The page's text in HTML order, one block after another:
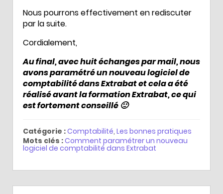
Nous pourrons effectivement en rediscuter
par la suite.
Cordialement,
Au final, avec huit échanges par mail, nous
avons paramétré un nouveau logiciel de
comptabilité dans Extrabat et cela a été
réalisé avant la formation Extrabat, ce qui
est fortement conseillé 🙂
Catégorie :Comptabilité, Les bonnes pratiques
Mots clés :Comment paramétrer un nouveau
logiciel de comptabilité dans Extrabat